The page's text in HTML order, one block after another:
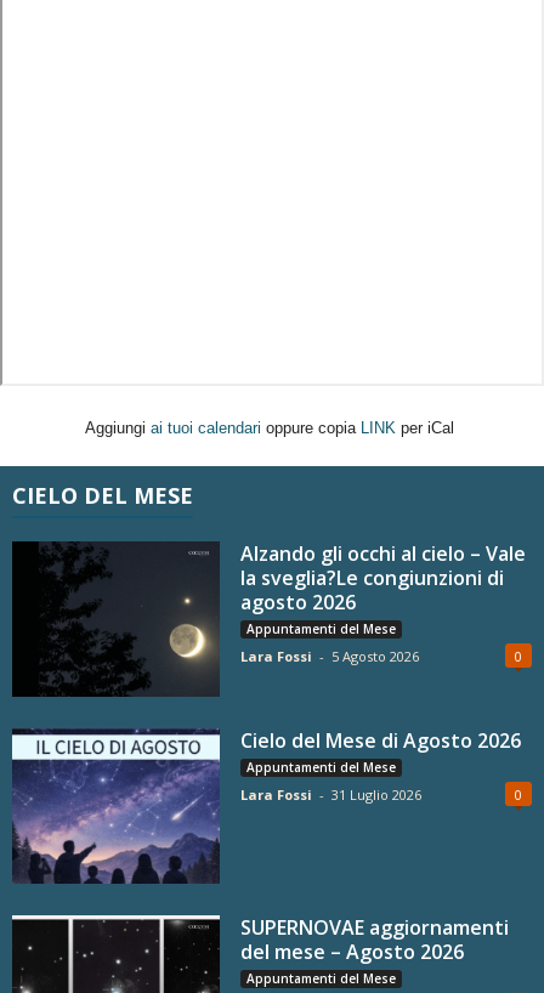
Aggiungi ai tuoi calendari oppure copia LINK per iCal
CIELO DEL MESE
Alzando gli occhi al cielo – Vale
la sveglia?Le congiunzioni di
agosto 2026
Appuntamenti del Mese
Lara Fossi - 5 Agosto 2026 0
Cielo del Mese di Agosto 2026
Appuntamenti del Mese
Lara Fossi - 31 Luglio 2026 0
SUPERNOVAE aggiornamenti
del mese – Agosto 2026
Appuntamenti del Mese